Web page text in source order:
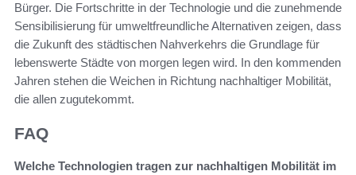
Bürger. Die Fortschritte in der Technologie und die zunehmende
Sensibilisierung für umweltfreundliche Alternativen zeigen, dass
die Zukunft des städtischen Nahverkehrs die Grundlage für
lebenswerte Städte von morgen legen wird. In den kommenden
Jahren stehen die Weichen in Richtung nachhaltiger Mobilität,
die allen zugutekommt.
FAQ
Welche Technologien tragen zur nachhaltigen Mobilität im